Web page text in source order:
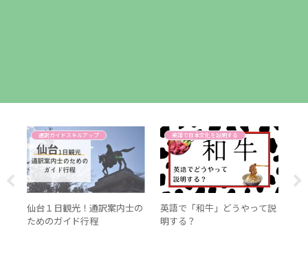
通訳ガイドスキルアップ
仙台１日観光！通訳案内士の
ためのガイド行程
英語で日本文化を説明する
英語で「和牛」どうやって説
明する？